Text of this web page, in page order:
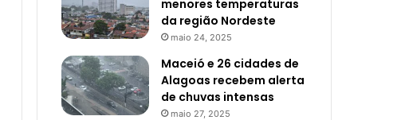
menores temperaturas
da região Nordeste
maio 24, 2025
Maceió e 26 cidades de
Alagoas recebem alerta
de chuvas intensas
maio 27, 2025